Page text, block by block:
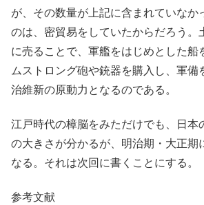
が、その数量が上記に含まれていなか
のは、密貿易をしていたからだろう。
に売ることで、軍艦をはじめとした船
ムストロング砲や銃器を購入し、軍備
治維新の原動力となるのである。
江戸時代の樟脳をみただけでも、日本
の大きさが分かるが、明治期・大正期
なる。それは次回に書くことにする。
参考文献